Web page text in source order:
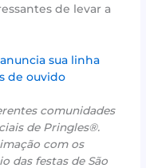
de levar a
sua linha
de ouvido
comunidades
de Pringles®.
com os
das festas de São